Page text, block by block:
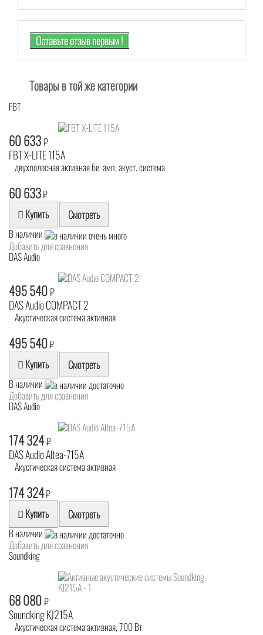
Оставьте отзыв первым !
Товары в той же категории
FBT
60 633₽
FBT X-LITE 115A
двухполосная активная би-амп, акуст. система
60 633₽
Купить Смотреть
В наличии
Добавить для сравнения
DAS Audio
495 540₽
DAS Audio COMPACT 2
Акустическая система активная
495 540₽
Купить Смотреть
В наличии
Добавить для сравнения
DAS Audio
174 324₽
DAS Audio Altea-715A
Акустическая система активная
174 324₽
Купить Смотреть
В наличии
Добавить для сравнения
Soundking
68 080₽
Soundking KJ215A
Акустическая система активная, 700 Вт